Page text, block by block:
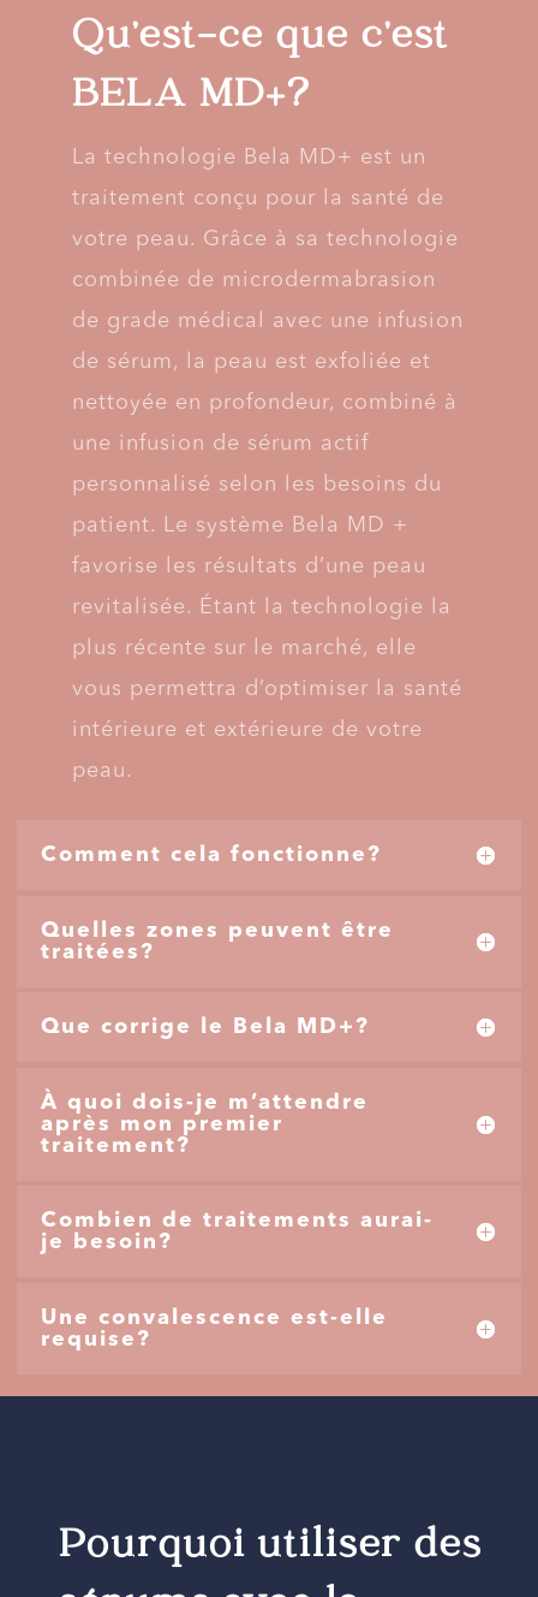
Qu’est-ce que c’est
BELA MD+?
La technologie Bela MD+ est un
traitement conçu pour la santé de
votre peau. Grâce à sa technologie
combinée de microdermabrasion
de grade médical avec une infusion
de sérum, la peau est exfoliée et
nettoyée en profondeur, combiné à
une infusion de sérum actif
personnalisé selon les besoins du
patient. Le système Bela MD +
favorise les résultats d’une peau
revitalisée. Étant la technologie la
plus récente sur le marché, elle
vous permettra d’optimiser la santé
intérieure et extérieure de votre
peau.
Comment cela fonctionne?
Quelles zones peuvent être
traitées?
Que corrige le Bela MD+?
À quoi dois-je m’attendre
après mon premier
traitement?
Combien de traitements aurai-
je besoin?
Une convalescence est-elle
requise?
Pourquoi utiliser des